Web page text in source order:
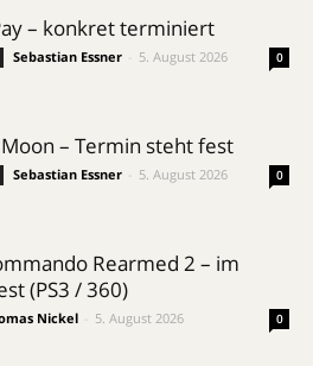
– konkret terminiert
Sebastian Essner 5. August 2026 0
– Termin steht fest
Sebastian Essner 5. August 2026 0
Rearmed 2 – im
(PS3 / 360)
Nickel 5. August 2026 0